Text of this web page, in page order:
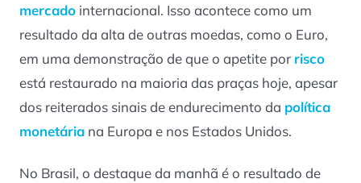
mercado internacional. Isso acontece como um
resultado da alta de outras moedas, como o Euro,
em uma demonstração de que o apetite por risco
está restaurado na maioria das praças hoje, apesar
dos reiterados sinais de endurecimento da política
monetária na Europa e nos Estados Unidos.
No Brasil, o destaque da manhã é o resultado de